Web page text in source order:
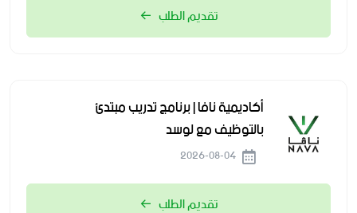
تقديم الطلب
أكاديمية نافا | برنامج تدريب مبتدئ
بالتوظيف مع لوسد
تقديم الطلب